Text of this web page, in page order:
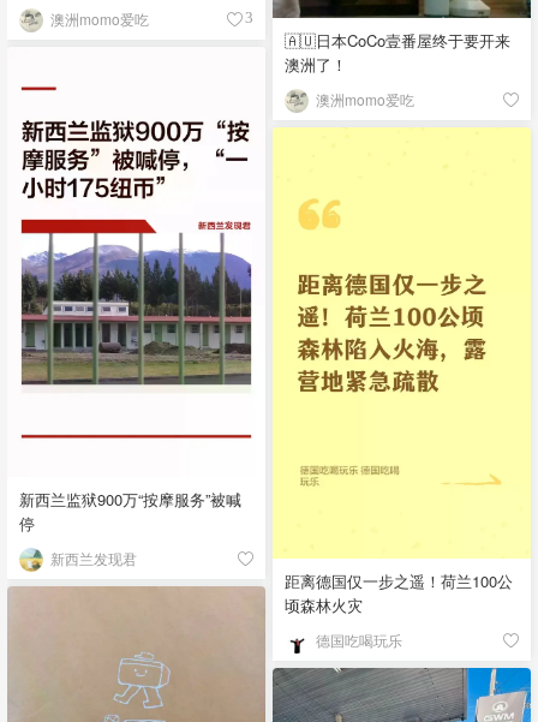
澳洲momo爱吃 3
🇦🇺日本CoCo壹番屋终于要开来
澳洲了！
澳洲momo爱吃
新西兰监狱900万“按摩服务”被喊
停
新西兰发现君
距离德国仅一步之遥！荷兰100公
顷森林火灾
德国吃喝玩乐